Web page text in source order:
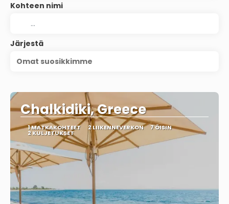
Kohteen nimi
Järjestä
Omat suosikkimme
Chalkidiki, Greece
1 MATKAKOHTEET 2 LIIKENNEVERKON 7 ÖISIN
2 KULJETUKSET